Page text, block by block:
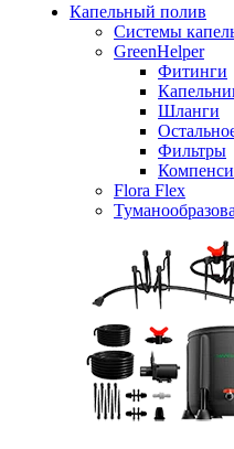
Капельный полив
Системы
GreenHelper
Фитинги
Шланги
Фильтры
Flora Flex